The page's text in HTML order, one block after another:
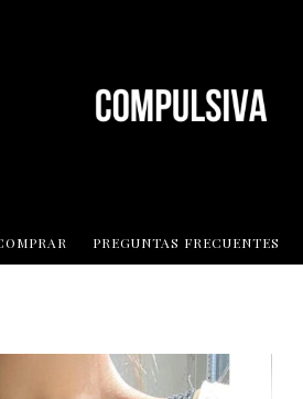
PREGUNTAS FRECUENTES